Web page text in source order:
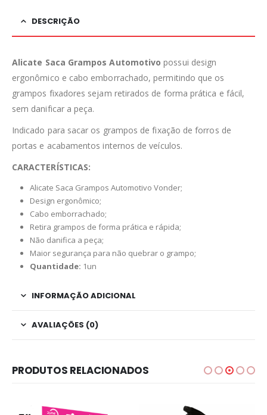
DESCRIÇÃO
Alicate Saca Grampos Automotivo possui design
ergonômico e cabo emborrachado, permitindo que os
grampos fixadores sejam retirados de forma prática e fácil,
sem danificar a peça.
Indicado para sacar os grampos de fixação de forros de
portas e acabamentos internos de veículos.
CARACTERÍSTICAS:
Alicate Saca Grampos Automotivo Vonder;
Design ergonômico;
Cabo emborrachado;
Retira grampos de forma prática e rápida;
Não danifica a peça;
Maior segurança para não quebrar o grampo;
Quantidade: 1un
INFORMAÇÃO ADICIONAL
AVALIAÇÕES (0)
PRODUTOS RELACIONADOS